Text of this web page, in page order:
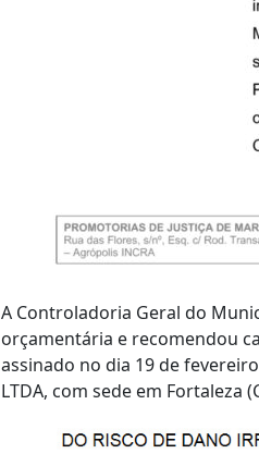
A Controladoria Geral do
orçamentária e recomendou
assinado no dia 19 de
LTDA, com sede em Fortaleza